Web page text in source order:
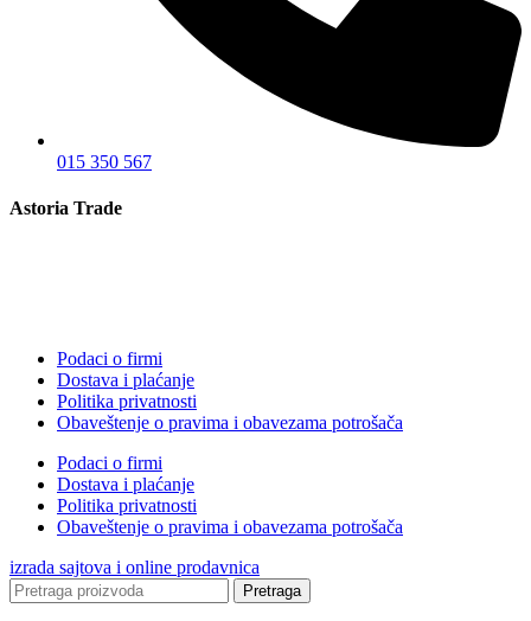
015 350 567
Astoria Trade
Podaci o firmi
Dostava i plaćanje
Politika privatnosti
Obaveštenje o pravima i obavezama potrošača
Podaci o firmi
Dostava i plaćanje
Politika privatnosti
Obaveštenje o pravima i obavezama potrošača
izrada sajtova i online prodavnica
Pretraga